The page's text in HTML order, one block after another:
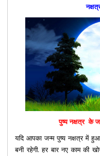
पुष्य नक्षत्र के
यदि आपका जन्म पुष्य नक्षत्र में
बनी रहेगी. हर बार नए काम की